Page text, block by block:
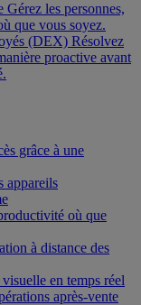
Gérez les personnes,
que vous soyez.
(DEX) Résolvez
proactive avant
grâce à une
appareils
où que
à distance des
en temps réel
après-vente